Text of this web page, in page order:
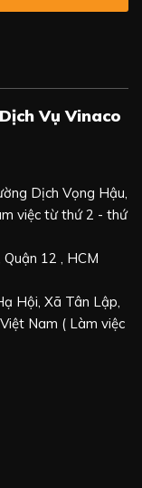
Vụ Vinaco
Dịch Vọng Hậu,
việc từ thứ 2 - thứ
12 , HCM
Hội, Xã Tân Lập,
Nam ( Làm việc